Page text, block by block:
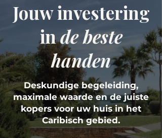
Jouw investering
inde beste
handen
Deskundige begeleiding,
maximale waarde en de juiste
kopers voor uw huis in het
Caribisch gebied.